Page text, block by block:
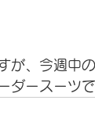
が、今週中
ダースーツ